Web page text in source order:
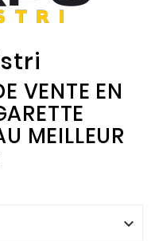
VENTE EN
MEILLEUR
